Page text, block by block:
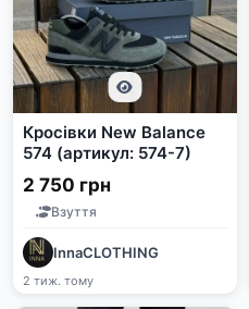
Кросівки New Balance
574 (артикул: 574-7)
2 750 грн
Взуття
InnaCLOTHING
2 тиж. тому